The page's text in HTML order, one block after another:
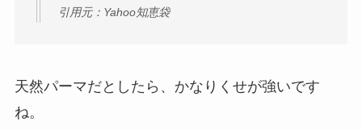
引用元：Yahoo知恵袋
天然パーマだとしたら、かなりくせが強いです
ね。